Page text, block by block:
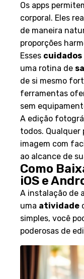
Os apps
corporal. Eles
de maneira
proporções
Esses cuidados
uma rotina de
de si mesmo
ferramentas
sem
A edição
todos. Qualquer
imagem com
ao alcance de
Como
iOS e
A instalação de
uma atividade
simples, você
poderosas de